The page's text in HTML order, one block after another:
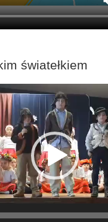
światełkiem